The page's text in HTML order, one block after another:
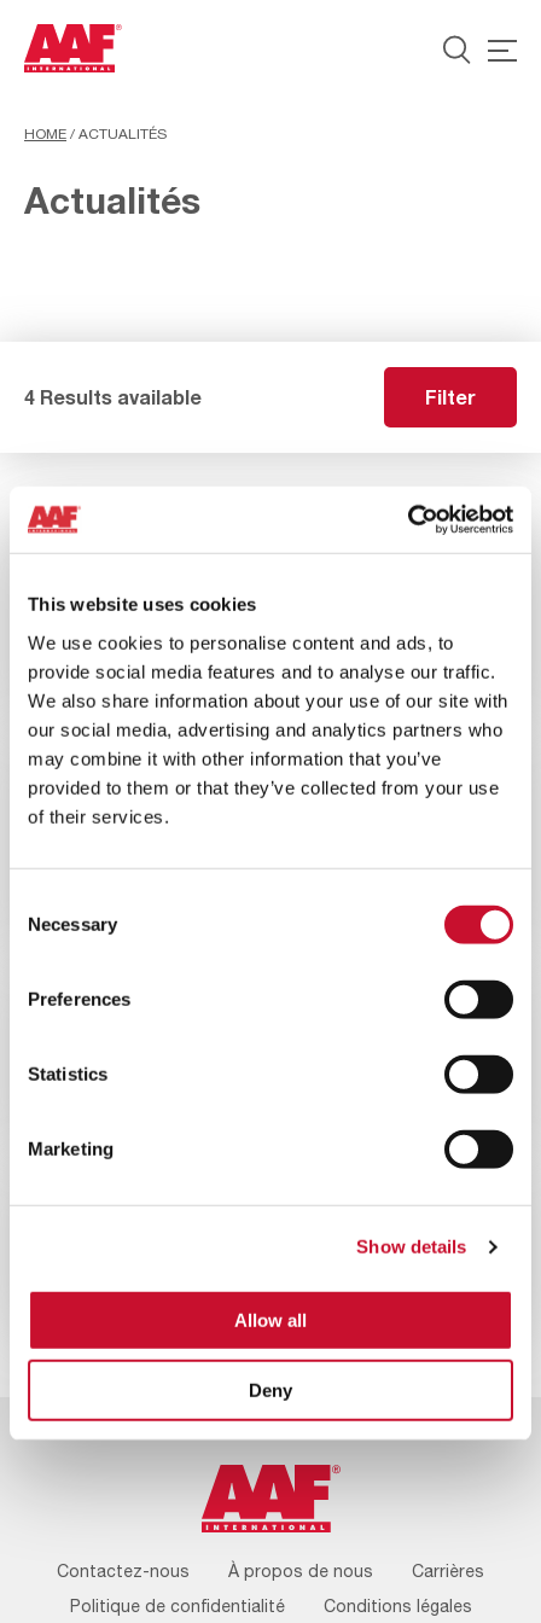
This website uses cookies
We use cookies to personalise content and ads, to
provide social media features and to analyse our traffic.
We also share information about your use of our site with
our social media, advertising and analytics partners who
may combine it with other information that you’ve
provided to them or that they’ve collected from your use
of their services.
Selection
Necessary
Preferences
Statistics
Marketing
Show details
Allow all
Deny
HOME / ACTUALITÉS
Actualités
4 Results available Filter
ACTUALITÉS CORPORATE
10MINS
La Division P&I d’AAF s’engage à
atteindre l’objectif de Zéro émission
nette d’ici 2030
ACTUALITÉS
de dépoussiéreurs à voie sèche
CORPORATE
Campagne d’AAF « 100 ans, 100
ACTUALITÉS CORPORATE
Footer
Menu
Contactez-nous À propos de nous
Carrières
Politique de confidentialité
Conditions légales